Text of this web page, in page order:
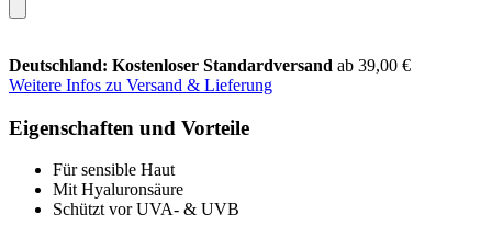
Deutschland: Kostenloser Standardversand ab 39,00 €
Weitere Infos zu Versand & Lieferung
Eigenschaften und Vorteile
Für sensible Haut
Mit Hyaluronsäure
Schützt vor UVA- & UVB